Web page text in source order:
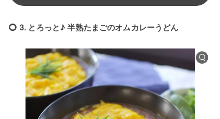
3. とろっと♪ 半熟たまごのオムカレーうどん